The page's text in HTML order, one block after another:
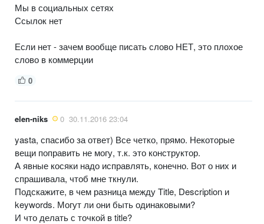
Мы в социальных сетях
Ссылок нет
Если нет - зачем вообще писать слово НЕТ, это плохое
слово в коммерции
0
elen-niks 0 30.11.2016 23:04
yasta, спасибо за ответ) Все четко, прямо. Некоторые
вещи поправить не могу, т.к. это конструктор.
А явные косяки надо исправлять, конечно. Вот о них и
спрашивала, чтоб мне ткнули.
Подскажите, в чем разница между Title, Description и
keywords. Могут ли они быть одинаковыми?
И что делать с точкой в title?